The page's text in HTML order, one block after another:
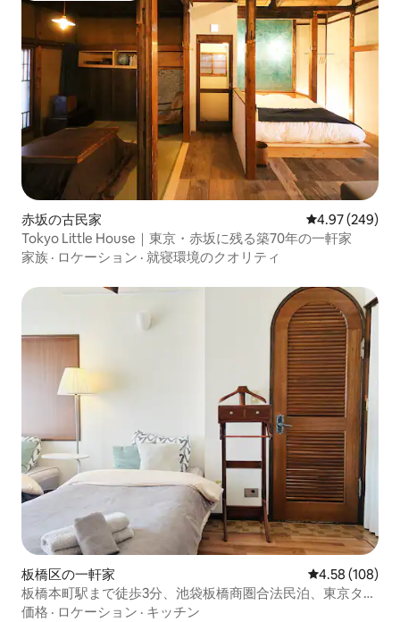
赤坂の古民家 レビュー249
4.97 (249)
Tokyo Little House｜東京・赤坂に残る築70年の一軒家
家族 · ロケーション · 就寝環境のクオリティ
板橋区の一軒家 レビュー108
4.58 (108)
板橋本町駅まで徒歩3分、池袋板橋商圏合法民泊、東京タワ
ー・東京駅へ直通、日本式の伝統的な【倉】建築物
価格 · ロケーション · キッチン